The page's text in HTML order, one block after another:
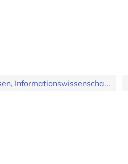
Informationswissenscha...